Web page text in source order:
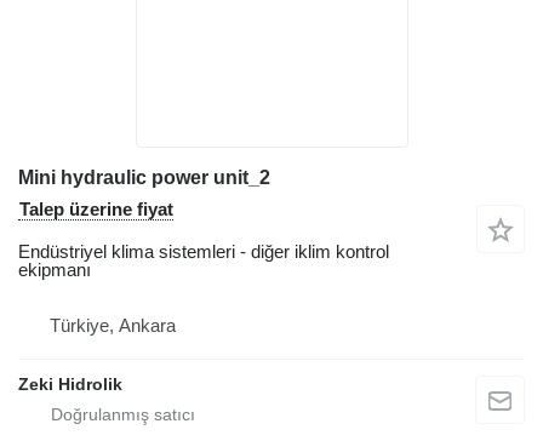
Mini hydraulic power unit_2
Talep üzerine fiyat
Endüstriyel klima sistemleri - diğer iklim kontrol
ekipmanı
Türkiye, Ankara
Zeki Hidrolik